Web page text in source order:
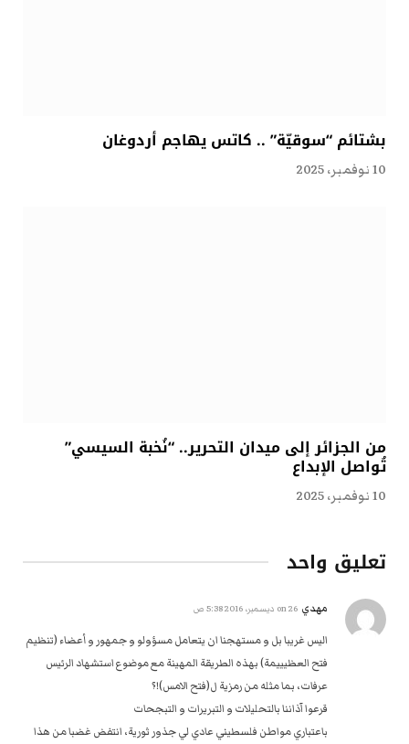
بشتائم “سوقيّة” .. كاتس يهاجم أردوغان
10 نوفمبر، 2025
من الجزائر إلى ميدان التحرير.. “نُخبة السيسي”
تُواصل الإبداع
10 نوفمبر، 2025
تعليق واحد
مهدي 26 ديسمبر، 2016 5:38 ص
اليس غريبا بل و مستهجنا ان يتعامل مسؤولو و جمهور و أعضاء (تنظيم
فتح العظيييمة) بهذه الطريقة المهينة مع موضوع استشهاد الرئيس
عرفات، بما مثله من رمزية ل(فتح الامس)!؟
قرعوا آذاننا بالتحليلات و التبريرات و التبجحات
باعتباري مواطن فلسطيني عادي لي جذور ثورية، انتفض غضبا من هذا